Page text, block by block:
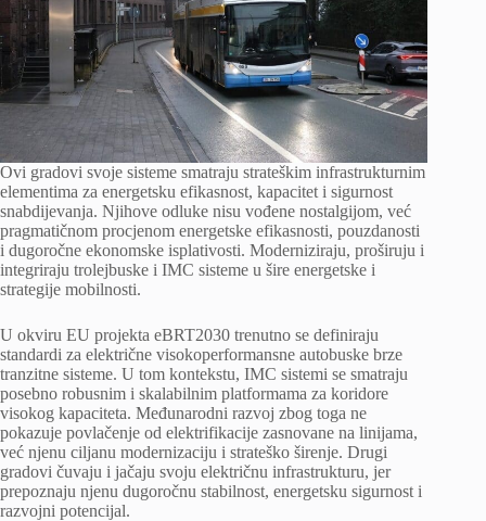
Ovi gradovi svoje sisteme smatraju strateškim infrastrukturnim
elementima za energetsku efikasnost, kapacitet i sigurnost
snabdijevanja. Njihove odluke nisu vođene nostalgijom, već
pragmatičnom procjenom energetske efikasnosti, pouzdanosti
i dugoročne ekonomske isplativosti. Moderniziraju, proširuju i
integriraju trolejbuske i IMC sisteme u šire energetske i
strategije mobilnosti.
U okviru EU projekta eBRT2030 trenutno se definiraju
standardi za električne visokoperformansne autobuske brze
tranzitne sisteme. U tom kontekstu, IMC sistemi se smatraju
posebno robusnim i skalabilnim platformama za koridore
visokog kapaciteta. Međunarodni razvoj zbog toga ne
pokazuje povlačenje od elektrifikacije zasnovane na linijama,
već njenu ciljanu modernizaciju i strateško širenje. Drugi
gradovi čuvaju i jačaju svoju električnu infrastrukturu, jer
prepoznaju njenu dugoročnu stabilnost, energetsku sigurnost i
razvojni potencijal.